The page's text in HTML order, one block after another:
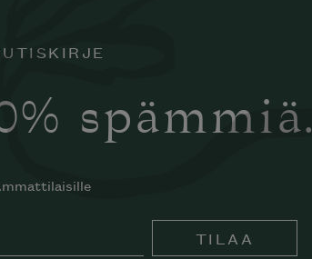
spämmiä.
TILAA